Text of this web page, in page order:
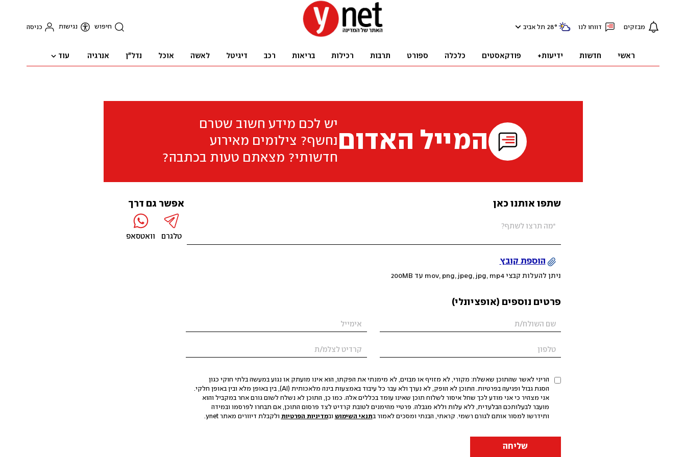
מבזקים דווחו לנו 28° תל אביב חיפוש נגישות כניסה
ראשי חדשות ידיעות+ פודקאסטים כלכלה ספורט תרבות רכילות בריאות רכב דיגיטל לאשה אוכל נדל"ן אנרגיה עוד
המייל האדום
יש לכם מידע חשוב שטרם
נחשף? צילומים מאירוע
חדשותי? מצאתם טעות בכתבה?
שתפו אותנו כאן
הוספת קובץ
ניתן להעלות קבצי mov, png, jpeg, jpg, mp4 עד 200MB
פרטים נוספים (אופציונלי)
הריני לאשר שהתוכן שאשלח: מקורי, לא מזויף או מבוים, לא מימנתי את הפקתו, הוא אינו מועתק או נגוע במעשה בלתי חוקי כגון
הסגת גבול ופגיעה בפרטיות. התוכן לא הופק, לא נערך ולא עבר כל עיבוד באמצעות בינה מלאכותית (AI), בין באופן מלא ובין באופן חלקי.
אני מצהיר כי אני מודע לכך שחל איסור לשלוח תוכן שאינו עומד בכללים אלה. כמו כן, התוכן לא נשלח לשום גורם אחר במקביל והוא
מועבר לבעלותכם הבלעדית, ללא עלות וללא מגבלה. פרטיי מהימנים לטובת קרדיט לצד פרסום התוכן, אם תבחרו לפרסמו ובמידה
ותידרשו למסור אותם לגורם רשמי. קראתי, הבנתי ומסכים לאמור בתנאי השימוש ובמדיניות הפרטיות ולקבלת דיוורים מאתר ynet.
שליחה
אפשר גם דרך
טלגרם וואטסאפ